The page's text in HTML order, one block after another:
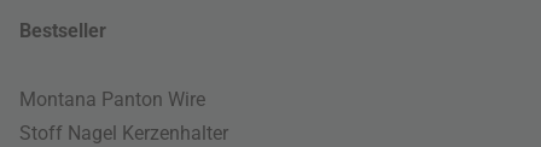
Bestseller
Montana Panton Wire
Stoff Nagel Kerzenhalter